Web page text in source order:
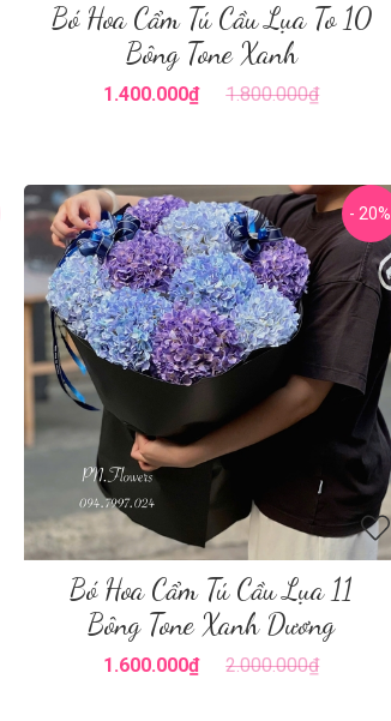
Bó Hoa Cẩm Tú Cầu Lụa To 10
Bông Tone Xanh
1.400.000₫ 1.800.000₫
- 20%
Bó Hoa Cẩm Tú Cầu Lụa 11
Bông Tone Xanh Dương
1.600.000₫ 2.000.000₫